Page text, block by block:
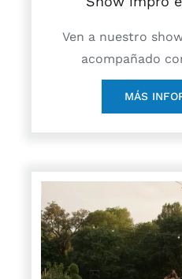
Ven a nuestro
acompañado
MÁS